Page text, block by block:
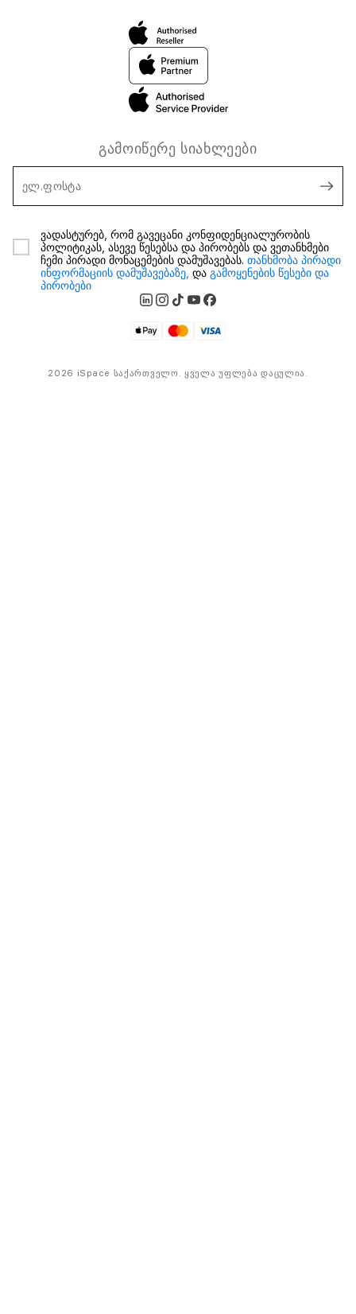
გამოიწერე სიახლეები
ელ.ფოსტა
ვადასტურებ, რომ გავეცანი კონფიდენციალურობის
პოლიტიკას, ასევე წესებსა და პირობებს და ვეთანხმები
ჩემი პირადი მონაცემების დამუშავებას. თანხმობა პირადი
ინფორმაციის დამუშავებაზე, და გამოყენების წესები და
პირობები
2026 iSpace საქართველო. ყველა უფლება დაცულია.